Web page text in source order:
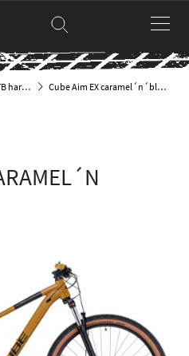
MTB hardtail Cube Aim EX caramel´n´black kolo